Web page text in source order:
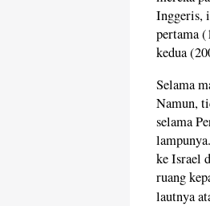
Inggeris,
pertama
kedua
Selama
Namun,
selama
ke Israel
ruang
lautnya